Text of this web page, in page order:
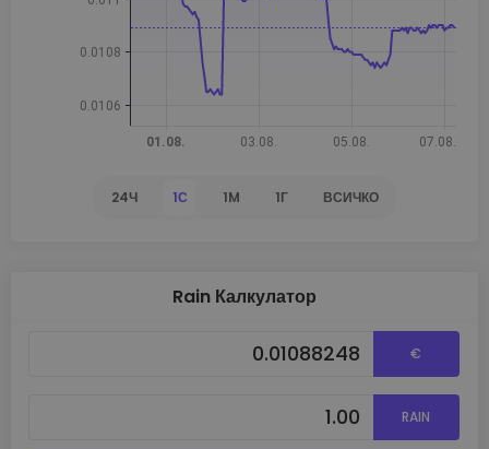
24Ч 1С 1M 1Г ВСИЧКО
Rain Калкулатор
€
RAIN